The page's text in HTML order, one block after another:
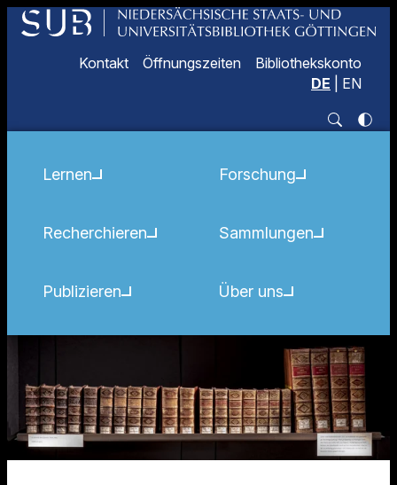
Kontakt Öffnungszeiten
Bibliothekskonto
DE
EN
Lernen
Recherchieren
Publizieren
Forschung
Sammlungen
Über uns